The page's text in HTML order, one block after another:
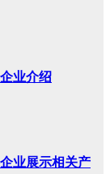
业介绍
业展示相关产